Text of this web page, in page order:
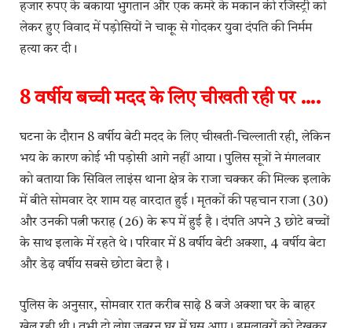
हजार रुपए के बकाया भुगतान और एक कमरे के मकान की रजिस्ट्री को
लेकर हुए विवाद में पड़ोसियों ने चाकू से गोदकर युवा दंपति की निर्मम
हत्या कर दी।
8 वर्षीय बच्ची मदद के लिए चीखती रही पर ….
घटना के दौरान 8 वर्षीय बेटी मदद के लिए चीखती-चिल्लाती रही, लेकिन
भय के कारण कोई भी पड़ोसी आगे नहीं आया। पुलिस सूत्रों ने मंगलवार
को बताया कि सिविल लाइंस थाना क्षेत्र के राजा चक्कर की मिल्क इलाके
में बीते सोमवार देर शाम यह वारदात हुई। मृतकों की पहचान राजा (30)
और उनकी पत्नी फराह (26) के रूप में हुई है। दंपति अपने 3 छोटे बच्चों
के साथ इलाके में रहते थे। परिवार में 8 वर्षीय बेटी अक्शा, 4 वर्षीय बेटा
और डेढ़ वर्षीय सबसे छोटा बेटा है।
पुलिस के अनुसार, सोमवार रात करीब साढ़े 8 बजे अक्शा घर के बाहर